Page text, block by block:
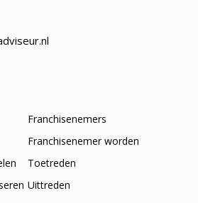
Franchisenemers
Franchisenemer worden
Toetreden
Uittreden